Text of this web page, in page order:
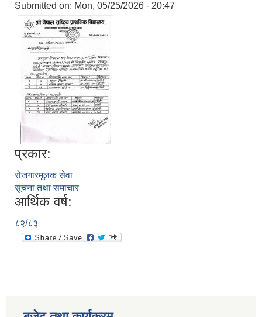
Submitted on: Mon, 05/25/2026 - 20:47
प्रकार:
रोजगारमूलक सेवा
सूचना तथा समाचार
आर्थिक वर्ष:
८२/८३